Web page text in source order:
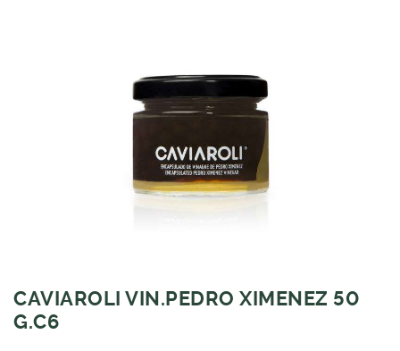
CAVIAROLI VIN.PEDRO XIMENEZ 50
G.C6